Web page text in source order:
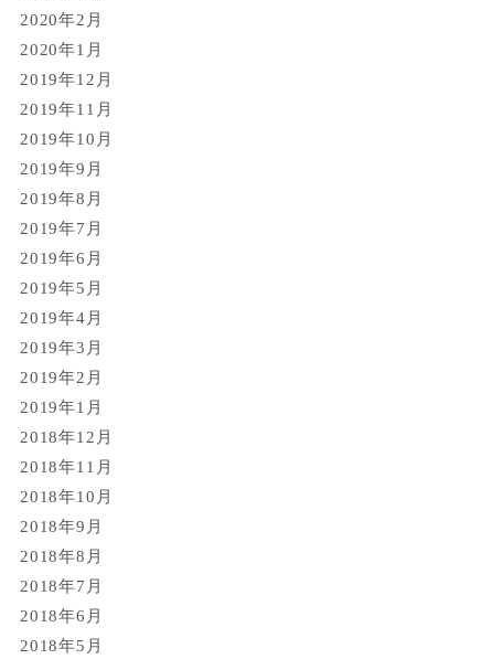
2020年2月
2020年1月
2019年12月
2019年11月
2019年10月
2019年9月
2019年8月
2019年7月
2019年6月
2019年5月
2019年4月
2019年3月
2019年2月
2019年1月
2018年12月
2018年11月
2018年10月
2018年9月
2018年8月
2018年7月
2018年6月
2018年5月